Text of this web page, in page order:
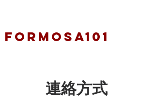
FORMOSA101
連絡方式